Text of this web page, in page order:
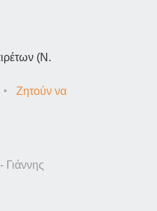
(Ν.
Ζητούν να
Γιάννης